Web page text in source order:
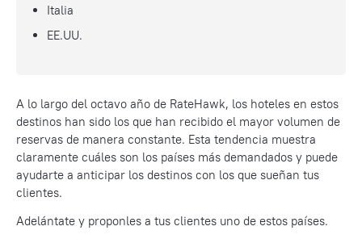
Italia
EE.UU.
A lo largo del octavo año de RateHawk, los hoteles en estos
destinos han sido los que han recibido el mayor volumen de
reservas de manera constante. Esta tendencia muestra
claramente cuáles son los países más demandados y puede
ayudarte a anticipar los destinos con los que sueñan tus
clientes.
Adelántate y proponles a tus clientes uno de estos países.